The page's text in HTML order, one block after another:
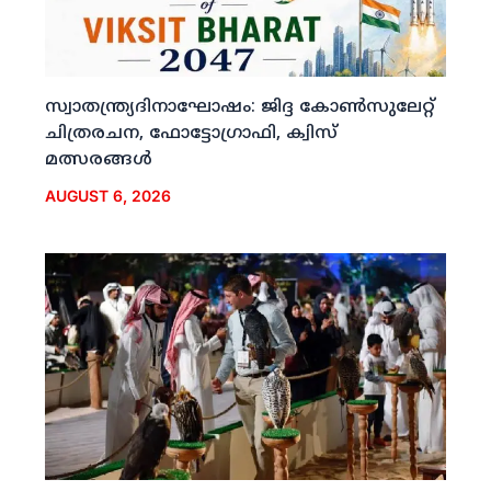
സ്വാതന്ത്ര്യദിനാഘോഷം: ജിദ്ദ കോണ്‍സുലേറ്റ്
ചിത്രരചന, ഫോട്ടോഗ്രാഫി, ക്വിസ്
മത്സരങ്ങള്‍
AUGUST 6, 2026